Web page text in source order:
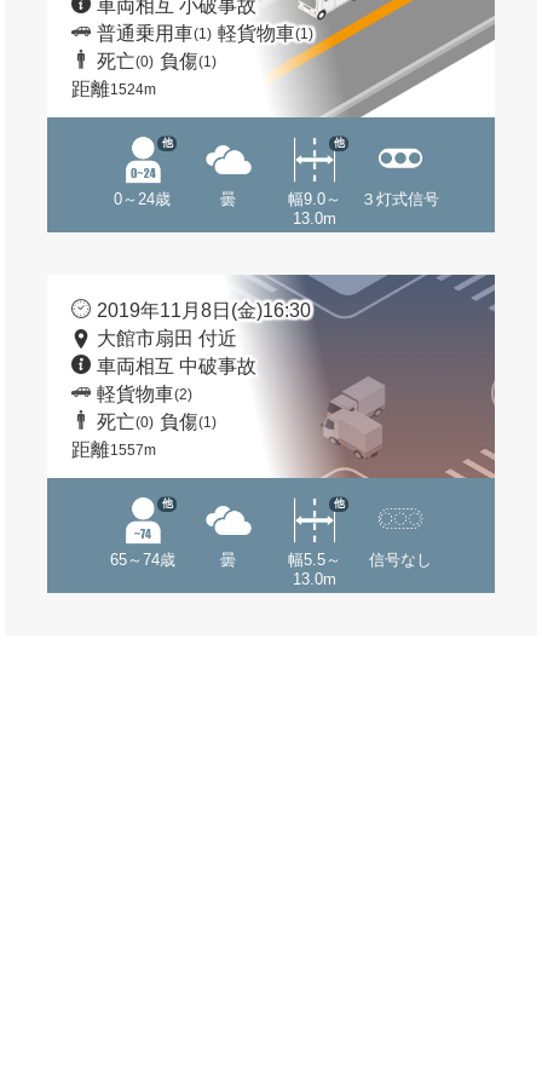
車両相互 小破事故
普通乗用車(1) 軽貨物車(1)
死亡(0) 負傷(1)
距離1524m
0～24歳
他
曇
幅9.0～
13.0m
他
３灯式信号
2019年11月8日(金)16:30
大館市扇田 付近
車両相互 中破事故
軽貨物車(2)
死亡(0) 負傷(1)
距離1557m
65～74歳
他
曇
幅5.5～
13.0m
他
信号なし